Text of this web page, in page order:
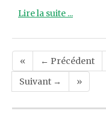
Lire la suite ...
Post
navigation
« ← Précédent
Suivant →
»